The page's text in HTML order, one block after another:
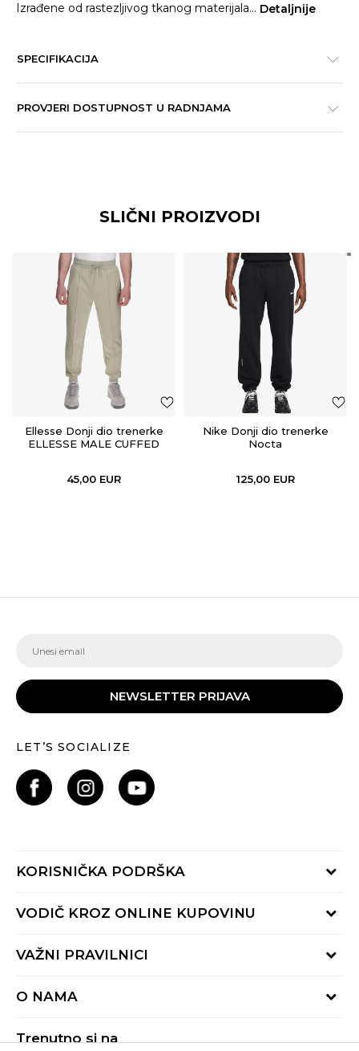
Izrađene od rastezljivog tkanog materijala... Detaljnije
SPECIFIKACIJA
PROVJERI DOSTUPNOST U RADNJAMA
SLIČNI PROIZVODI
Ellesse Donji dio trenerke
ELLESSE MALE CUFFED
45,00 EUR
Nike Donji dio trenerke
Nocta
125,00 EUR
NEWSLETTER PRIJAVA
LET’S SOCIALIZE
KORISNIČKA PODRŠKA
Provjeri status porudžbine
Radno vrijeme 9-16h
VODIČ KROZ ONLINE KUPOVINU
Načini isporuke
Reklamacije
VAŽNI PRAVILNICI
Pravila Sport&Bonus programa
O NAMA
Trenutno si na